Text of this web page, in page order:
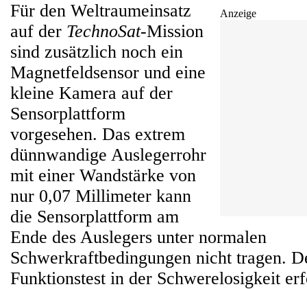
Anzeige
Für den Weltraumeinsatz
auf der TechnoSat-Mission
sind zusätzlich noch ein
Magnetfeldsensor und eine
kleine Kamera auf der
Sensorplattform
vorgesehen. Das extrem
dünnwandige Auslegerrohr
mit einer Wandstärke von
nur 0,07 Millimeter kann
die Sensorplattform am
Ende des Auslegers unter normalen
Schwerkraftbedingungen nicht tragen.
Funktionstest in der Schwerelosigkeit